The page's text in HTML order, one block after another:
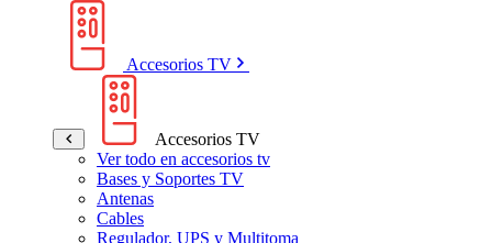
Accesorios TV
Accesorios TV
Ver todo en accesorios tv
Bases y Soportes TV
Antenas
Cables
Regulador, UPS y Multitoma